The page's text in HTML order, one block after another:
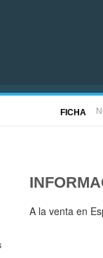
FICHA
A la venta en